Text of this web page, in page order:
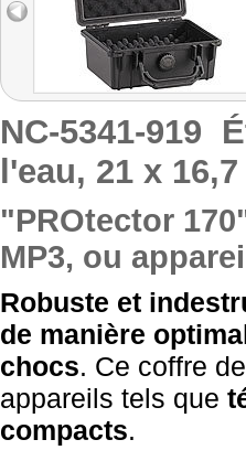
NC-5341-919
l'eau, 21 x
"PROtector
MP3, ou
Robuste et
de manière
chocs. Ce coffre
appareils tels que
compacts.